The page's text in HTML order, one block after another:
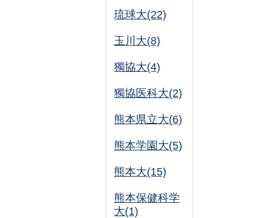
琉球大(22)
玉川大(8)
獨協大(4)
獨協医科大(2)
熊本県立大(6)
熊本学園大(5)
熊本大(15)
熊本保健科学
大(1)